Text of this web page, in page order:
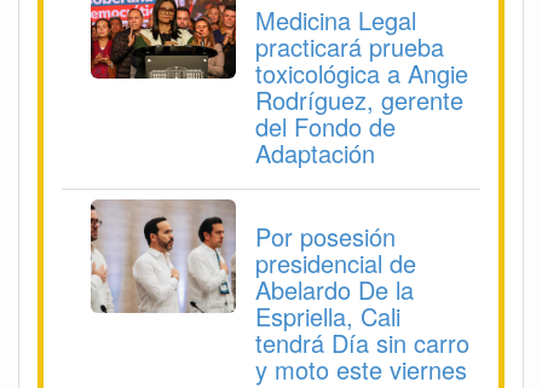
Medicina Legal
practicará prueba
toxicológica a Angie
Rodríguez, gerente
del Fondo de
Adaptación
Por posesión
presidencial de
Abelardo De la
Espriella, Cali
tendrá Día sin carro
y moto este viernes